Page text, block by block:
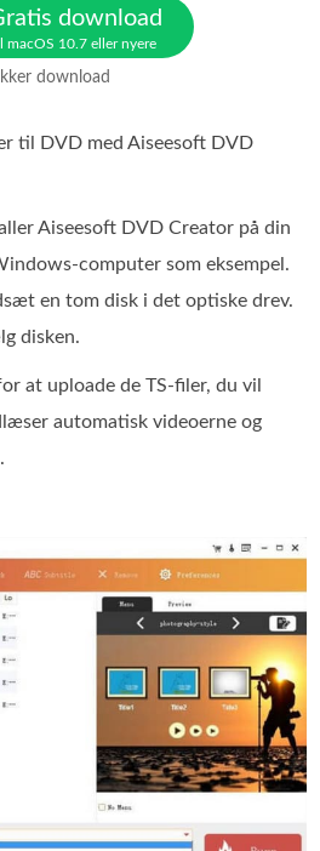
download
macOS 10.7 eller nyere
download
til DVD med Aiseesoft DVD
Aiseesoft DVD Creator på din
computer som eksempel.
en tom disk i det optiske drev.
disken.
at uploade de TS‑filer, du vil
automatisk videoerne og